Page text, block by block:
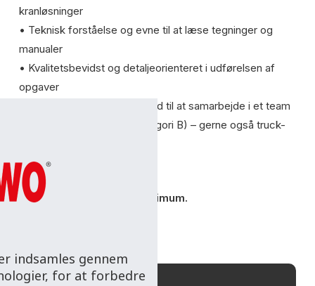
kranløsninger
• Teknisk forståelse og evne til at læse tegninger og
manualer
• Kvalitetsbevidst og detaljeorienteret i udførelsen af
opgaver
• Selvstændig, men også god til at samarbejde i et team
• Kørekort til personbil (kategori B) – gerne også truck-
Krav:
Kørekort til kat. B som minimum.
indsamles gennem
for at forbedre